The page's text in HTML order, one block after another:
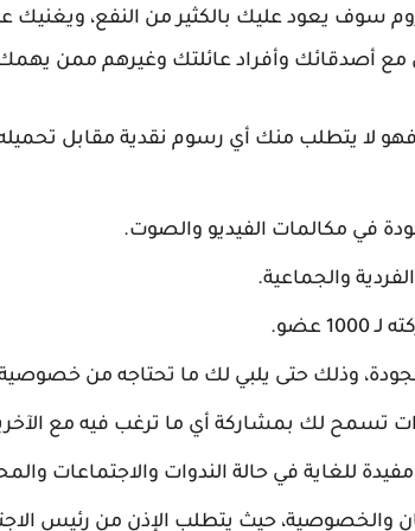
سوف يعود عليك بالكثير من النفع، ويغنيك
مع أصدقائك وأفراد عائلتك وغيرهم ممن
فهو لا يتطلب منك أي رسوم نقدية مقابل
في مكالمات الفيديو والصوت.
والجماعية.
وذلك حتى يلبي لك ما تحتاجه من
تسمح لك بمشاركة أي ما ترغب فيه مع
للغاية في حالة الندوات والاجتماعات
والخصوصية، حيث يتطلب الإذن من رئيس